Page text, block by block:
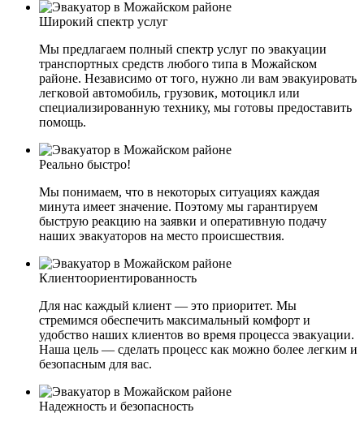
Широкий спектр услуг
Мы предлагаем полный спектр услуг по эвакуации
транспортных средств любого типа в Можайском
районе. Независимо от того, нужно ли вам эвакуировать
легковой автомобиль, грузовик, мотоцикл или
специализированную технику, мы готовы предоставить
помощь.
Реально быстро!
Мы понимаем, что в некоторых ситуациях каждая
минута имеет значение. Поэтому мы гарантируем
быструю реакцию на заявки и оперативную подачу
наших эвакуаторов на место происшествия.
Клиентоориентированность
Для нас каждый клиент — это приоритет. Мы
стремимся обеспечить максимальный комфорт и
удобство наших клиентов во время процесса эвакуации.
Наша цель — сделать процесс как можно более легким и
безопасным для вас.
Надежность и безопасность